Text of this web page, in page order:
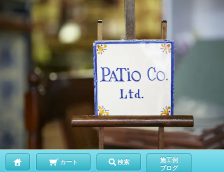
カート 検索
施工例
ブログ